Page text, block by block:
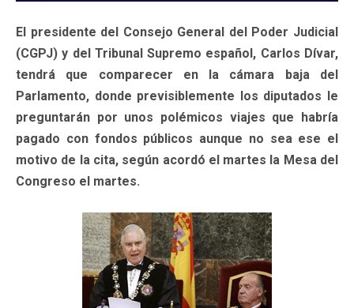
El presidente del Consejo General del Poder Judicial
(CGPJ) y del Tribunal Supremo español, Carlos Dívar,
tendrá que comparecer en la cámara baja del
Parlamento, donde previsiblemente los diputados le
preguntarán por unos polémicos viajes que habría
pagado con fondos públicos aunque no sea ese el
motivo de la cita, según acordó el martes la Mesa del
Congreso el martes.